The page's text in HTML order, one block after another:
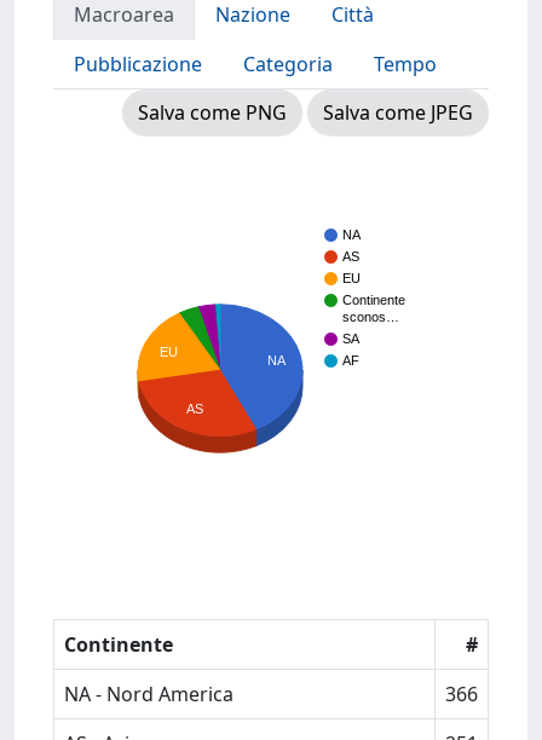
Macroarea Nazione
Città
Pubblicazione
Categoria
Tempo
Salva come PNG
Salva come JPEG
NA
AS
EU
Continente
sconos…
SA
AF
NA
EU
AS
Continente
#
NA - Nord America
366